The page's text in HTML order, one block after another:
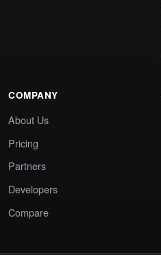
COMPANY
About Us
Pricing
Partners
Developers
Compare